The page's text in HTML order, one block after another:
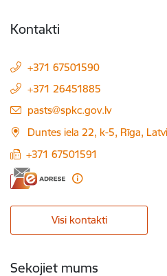
Kontakti
+371 67501590
+371 26451885
E-pasts:
pasts@spkc.gov.lv
Duntes iela 22, k-5, Rīga,
+371 67501591
Visi kontakti
Sekojiet mums